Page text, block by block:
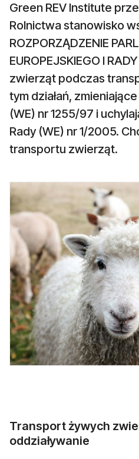
Green REV Institute
Rolnictwa stanowisko
ROZPORZĄDZENIE
EUROPEJSKIEGO I
zwierząt podczas
tym działań,
(WE) nr 1255/97 i
Rady (WE) nr 1/2005.
transportu zwierząt.
Transport żywych
oddziaływanie